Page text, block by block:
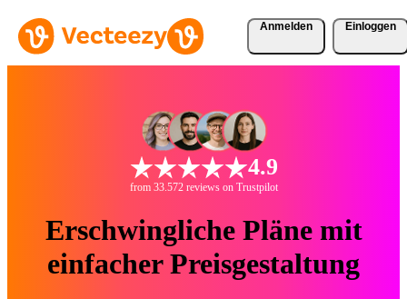
Anmelden Einloggen
4.9
from 33.572 reviews on Trustpilot
Erschwingliche Pläne mit
einfacher Preisgestaltung